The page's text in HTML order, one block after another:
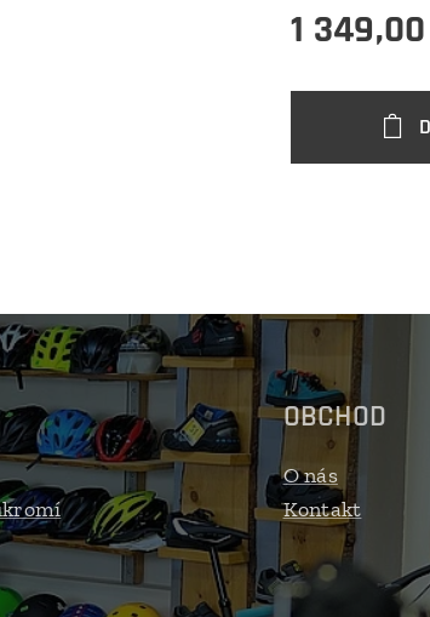
1 349,00
OBCHOD
O nás
Kontakt